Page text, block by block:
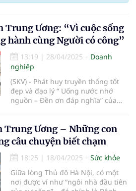
Trung Ương: “Vì cuộc sống
hành cùng Người có công”
13:19 | 28/04/2025
Doanh
nghiệp
(SKV) - Phát huy truyền thống tốt
đẹp và đạo lý “ Uống nước nhớ
nguồn – Đền ơn đáp nghĩa” của
Quốc Oai, Thành phố Hà Nội, Bệnh
Viện Phụ Sản Trung Ương tổ chức
chương trình “ Khám, Tầm soát
ung thư cổ tử cung, phát thuốc,
cho người có công”, trao hơn 300
xuất quà cho bà con nhân dân xã,
Trung Ương – Những con
câu chuyện biết chạm
18:25 | 18/04/2025
Sức khỏe
Giữa lòng Thủ đô Hà Nội, có một
nơi được ví như “ngôi nhà đầu tiên